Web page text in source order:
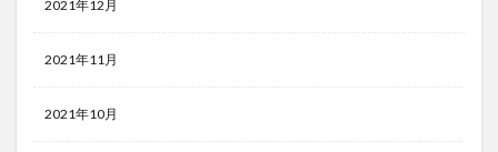
2021年12月
2021年11月
2021年10月